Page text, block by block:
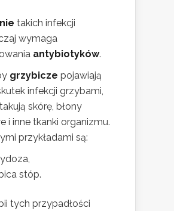
takich infekcji
wymaga
antybiotyków.
grzybicze pojawiają
infekcji grzybami,
skórę, błony
i inne tkanki organizmu.
przykładami są:
stóp.
tych przypadłości